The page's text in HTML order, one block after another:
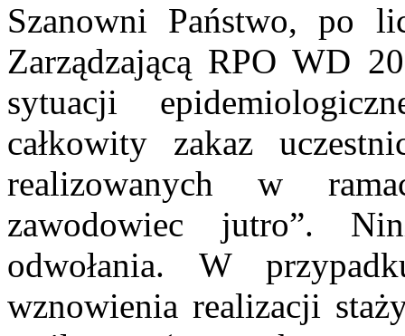
Szanowni Państwo, po
Zarządzającą RPO WD
sytuacji
całkowity zakaz
realizowanych w
zawodowiec jutro”.
odwołania. W
wznowienia realizacji